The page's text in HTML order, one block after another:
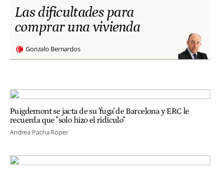
Las dificultades para
comprar una vivienda
Gonzalo Bernardos
Puigdemont se jacta de su 'fuga' de Barcelona y ERC le
recuerda que "solo hizo el ridículo"
Andrea Pacha Röper